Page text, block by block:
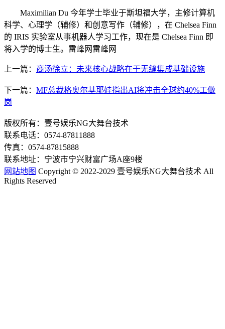
Maximilian Du 今年学士毕业于斯坦福大学，主修计算机
科学、心理学（辅修）和创意写作（辅修），在 Chelsea Finn
的 IRIS 实验室从事机器人学习工作，现在是 Chelsea Finn 即
将入学的博士生。雷峰网雷峰网
上一篇： 商汤徐立：未来核心战略在于无缝集成基础设施
下一篇： MF总裁格奥尔基耶娃指出AI将冲击全球约40%工做
岗
版权所有：壹号娱乐NG大舞台技术
联系电话：0574-87811888
传真：0574-87815888
联系地址：宁波市宁兴财富广场A座9楼
网站地图 Copyright © 2022-2029 壹号娱乐NG大舞台技术 All
Rights Reserved